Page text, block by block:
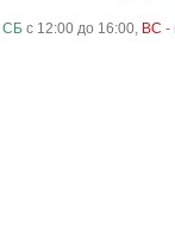
СБ с 12:00 до 16:00, ВС -